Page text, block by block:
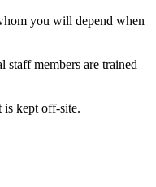
you will depend when
staff members are trained
is kept off-site.